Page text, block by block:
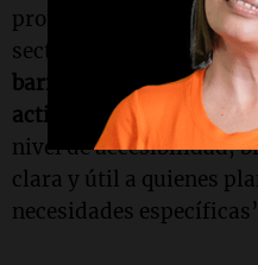
promueve una
sector turístico.
barreras físicas,
actitudinales
. Al
nivel de accesibilidad,
clara y útil a quienes
necesidades